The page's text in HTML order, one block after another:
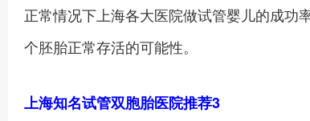
正常情况下上海各大医院做试管婴儿的成功
个胚胎正常存活的可能性。
上海知名试管双胞胎医院推荐3